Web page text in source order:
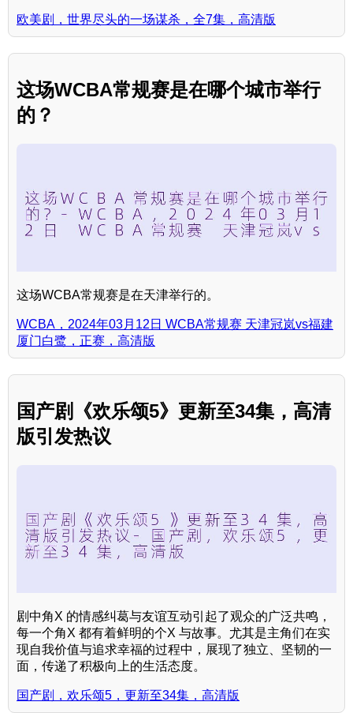
欧美剧，世界尽头的一场谋杀，全7集，高清版
这场WCBA常规赛是在哪个城市举行
的？
这场WCBA常规赛是在天津举行的。
WCBA，2024年03月12日 WCBA常规赛 天津冠岚vs福建
厦门白鹭，正赛，高清版
国产剧《欢乐颂5》更新至34集，高清
版引发热议
剧中角X 的情感纠葛与友谊互动引起了观众的广泛共鸣，
每一个角X 都有着鲜明的个X 与故事。尤其是主角们在实
现自我价值与追求幸福的过程中，展现了独立、坚韧的一
面，传递了积极向上的生活态度。
国产剧，欢乐颂5，更新至34集，高清版